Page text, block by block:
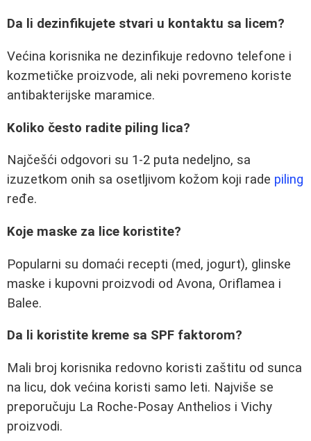
Da li dezinfikujete stvari u kontaktu sa licem?
Većina korisnika ne dezinfikuje redovno telefone i
kozmetičke proizvode, ali neki povremeno koriste
antibakterijske maramice.
Koliko često radite piling lica?
Najčešći odgovori su 1-2 puta nedeljno, sa
izuzetkom onih sa osetljivom kožom koji rade piling
ređe.
Koje maske za lice koristite?
Popularni su domaći recepti (med, jogurt), glinske
maske i kupovni proizvodi od Avona, Oriflamea i
Balee.
Da li koristite kreme sa SPF faktorom?
Mali broj korisnika redovno koristi zaštitu od sunca
na licu, dok većina koristi samo leti. Najviše se
preporučuju La Roche-Posay Anthelios i Vichy
proizvodi.